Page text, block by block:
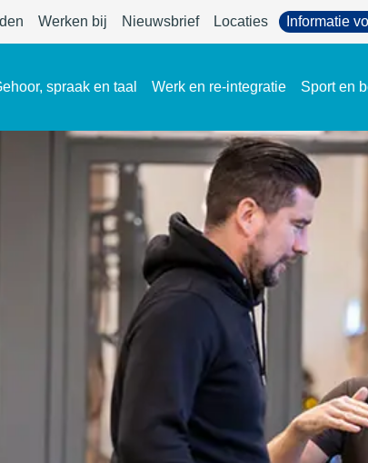
Werken bij Nieuwsbrief Locaties Informatie
spraak en taal Werk en re-integratie Sport en